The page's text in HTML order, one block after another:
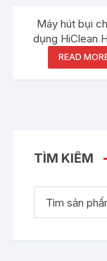
Máy hút bụi
dụng HiClean
NEW
READ
TÌM KIẾM